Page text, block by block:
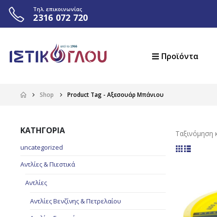
Τηλ. επικοινωνίας
2316 072 720
Προϊόντα
Shop Product Tag - Αξεσουάρ Μπάνιου
Ταξινόμηση
ΚΑΤΗΓΟΡΙΑ
uncategorized
Αντλίες & Πιεστικά
Αντλίες
Αντλίες Βενζίνης & Πετρελαίου